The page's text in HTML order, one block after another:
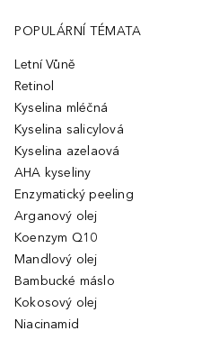
POPULÁRNÍ TÉMATA
Letní Vůně
Retinol
Kyselina mléčná
Kyselina salicylová
Kyselina azelaová
AHA kyseliny
Enzymatický peeling
Arganový olej
Koenzym Q10
Mandlový olej
Bambucké máslo
Kokosový olej
Niacinamid